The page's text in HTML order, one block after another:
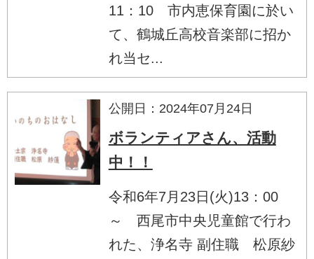
11：10 市内恵保育園に於い
て、鶴城丘高校音楽部に招か
れ当セ...
公開日：2024年07月24日
ボランティアさん、活動
中！！
令和6年7月23日(火)13：00
～ 西尾市中央児童館で行わ
れた、浄名寺 副住職 松原紗